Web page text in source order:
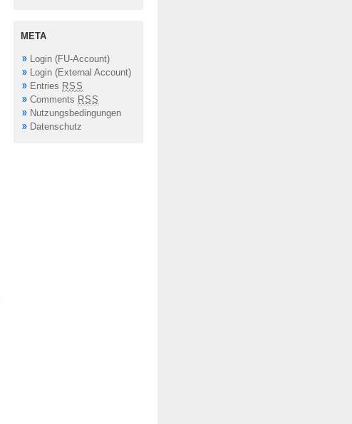
META
Login (FU-Account)
Login (External Account)
Entries RSS
Comments RSS
Nutzungsbedingungen
Datenschutz